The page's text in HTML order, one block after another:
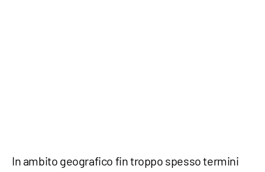
In ambito geografico fin troppo spesso termini